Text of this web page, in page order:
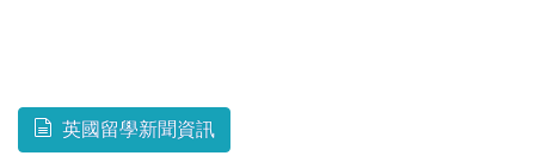
英國留學新聞資訊